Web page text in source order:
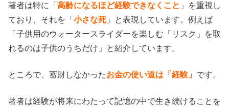
著者は特に「 高齢になるほど経験できなくこと 」を重視し
ており、それを「 小さな死」と表現しています。例えば
「子供用のウォータースライダーを楽しむ「リスク」を取
れるのは子供のうちだけ」と紹介しています。
ところで、蓄財しなかったお金の使い道は「経験」 です。
著者は経験が将来にわたって記憶の中で生き続けることを